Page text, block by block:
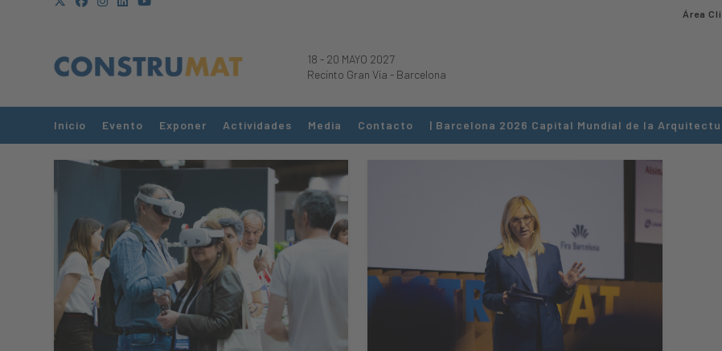
Área
18 - 20 MAYO 2027
Recinto Gran Via - Barcelona
Inicio Evento Exponer Actividades Media Contacto | Barcelona 2026 Capital Mundial de la